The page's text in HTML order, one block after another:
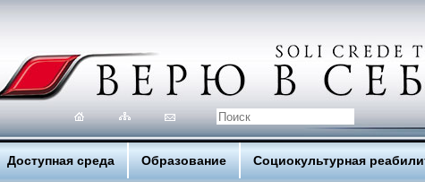
Доступная среда Образование Социокультурная